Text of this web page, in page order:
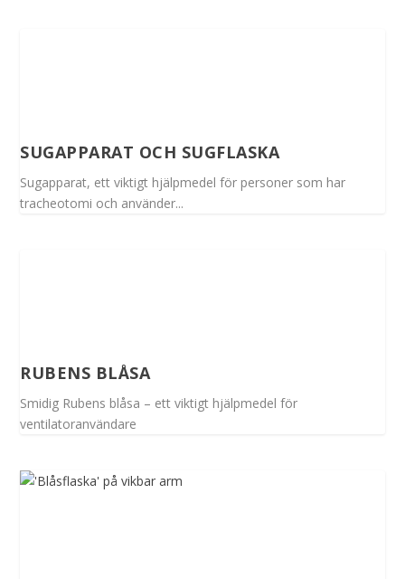
SUGAPPARAT OCH SUGFLASKA
Sugapparat, ett viktigt hjälpmedel för personer som har
tracheotomi och använder...
RUBENS BLÅSA
Smidig Rubens blåsa – ett viktigt hjälpmedel för
ventilatoranvändare